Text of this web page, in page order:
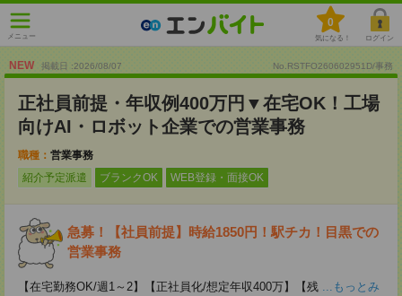
メニュー
0
気になる！ ログイン
NEW 掲載日 :2026/08/07 No.RSTFO260602951D/事務
正社員前提・年収例400万円▼在宅OK！工場
向けAI・ロボット企業での営業事務
職種： 営業事務
紹介予定派遣
ブランクOK WEB登録・面接OK
急募！【社員前提】時給1850円！駅チカ！目黒での
営業事務
【在宅勤務OK/週1～2】【正社員化/想定年収400万】【残 ...もっとみ